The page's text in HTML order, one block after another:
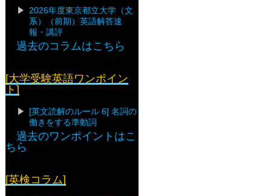
2026年度東京都立大学（文
系）（前期）英語解答速
報・講評
過去のコラムはこちら
[大学受験英語ワンポイン
ト]
[英文読解のルール 6] 名詞の
働きをする準動詞
過去のワンポイントはこ
ちら
[英検コラム]